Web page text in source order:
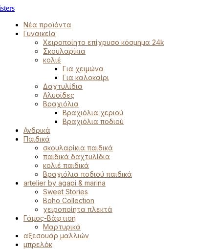
Νέα προϊόντα
Γυναικεία
Χειροποίητο επίχρυσο κόσμημα 24k
Σκουλαρίκια
κολιέ
Για χειμώνα
Για καλοκαίρι
Δαχτυλίδια
Αλυσίδες
Βραχιόλια
Βραχιόλια χεριού
Βραχιόλια ποδιού
Ανδρικά
Παιδικά
σκουλαρίκια παιδικά
παιδικά δαχτυλίδια
κολιέ παιδικά
Βραχιόλια ποδιού παιδικά
artelier by agapi & marina
Sweet Stories
Boho Collection
χειροποίητα πλεκτά
Γάμος-Βάφτιση
Μαρτυρικά
αξεσουάρ μαλλιών
μπρελόκ